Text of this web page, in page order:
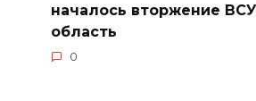
началось вторжение
область
0